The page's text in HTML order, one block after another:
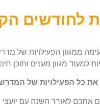
לחודשים
ממגוון הפעילויות של
למעוד מגוון מענים ותוכן
את כל הפעילויות של
אתכם לאורך השנה עם יועצי